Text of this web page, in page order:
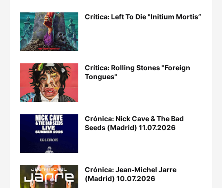
Crítica: Left To Die "Initium Mortis”
Crítica: Rolling Stones "Foreign
Tongues"
Crónica: Nick Cave & The Bad
Seeds (Madrid) 11.07.2026
Crónica: Jean‐Michel Jarre
(Madrid) 10.07.2026